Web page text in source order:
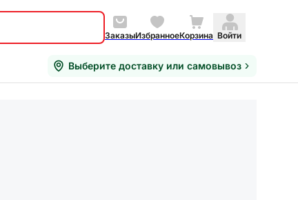
ЗаказыИзбранноеКорзина Войти
Выберите доставку или самовывоз